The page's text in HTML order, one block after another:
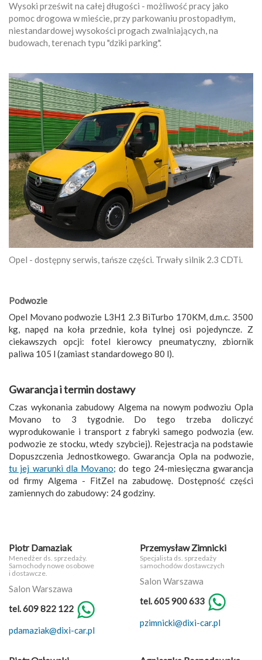
Wysoki prześwit na całej długości - możliwość pracy jako
pomoc drogowa w mieście, przy parkowaniu prostopadłym,
niestandardowej wysokości progach zwalniających, na
budowach, terenach typu "dziki parking".
Opel - dostępny serwis, tańsze części. Trwały silnik 2.3 CDTi.
Podwozie
Opel Movano podwozie L3H1 2.3 BiTurbo 170KM, d.m.c. 3500
kg, napęd na koła przednie, koła tylnej osi pojedyncze. Z
ciekawszych opcji: fotel kierowcy pneumatyczny, zbiornik
paliwa 105 l (zamiast standardowego 80 l).
Gwarancja i termin dostawy
Czas wykonania zabudowy Algema na nowym podwoziu Opla
Movano to 3 tygodnie. Do tego trzeba doliczyć
wyprodukowanie i transport z fabryki samego podwozia (ew.
podwozie ze stocku, wtedy szybciej). Rejestracja na podstawie
Dopuszczenia Jednostkowego. Gwarancja Opla na podwozie,
tu jej warunki dla Movano; do tego 24-miesięczna gwarancja
od firmy Algema - FitZel na zabudowę. Dostępność części
zamiennych do zabudowy: 24 godziny.
Piotr Damaziak
Menedżer ds. sprzedaży.
Samochody nowe osobowe
i dostawcze.
Salon Warszawa
tel. 609 822 122
pdamaziak@dixi-car.pl
Przemysław Zimnicki
Specjalista ds. sprzedaży
samochodów dostawczych
Salon Warszawa
tel. 605 900 633
pzimnicki@dixi-car.pl